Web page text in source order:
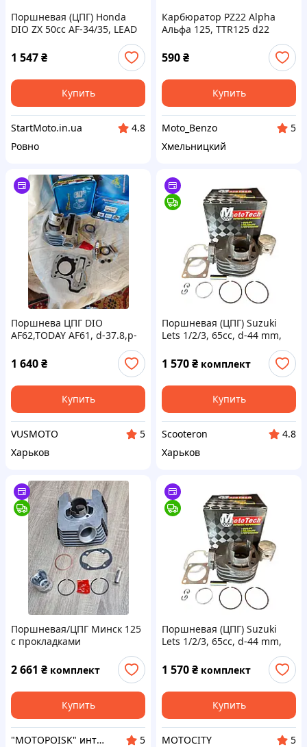
Поршневая (ЦПГ) Honda
DIO ZX 50сс AF-34/35, LEAD
AF-48 MSU Taiwan Хонда Діо
Дио
1 547₴
Купить
StartMoto.in.ua
4.8
Ровно
Карбюратор PZ22 Alpha
Альфа 125, TTR125 d22
590₴
Купить
Moto_Benzo
5
Хмельницкий
Поршнева ЦПГ DIO
AF62,TODAY AF61, d-37.8,p-
1 640₴
Купить
VUSMOTO
5
Харьков
Поршневая (ЦПГ) Suzuki
Lets 1/2/3, 65cc, d-44 mm,
1 570₴ комплект
Купить
Scooteron
4.8
Харьков
Поршневая/ЦПГ Минск 125
с прокладками
2 661 ₴ комплект
Купить
"MOTOPOISK" интернет- магазин мотозапчастей и аксессуаров
5
Поршневая (ЦПГ) Suzuki
Lets 1/2/3, 65cc, d-44 mm,
1 570₴ комплект
Купить
MOTOCITY
5